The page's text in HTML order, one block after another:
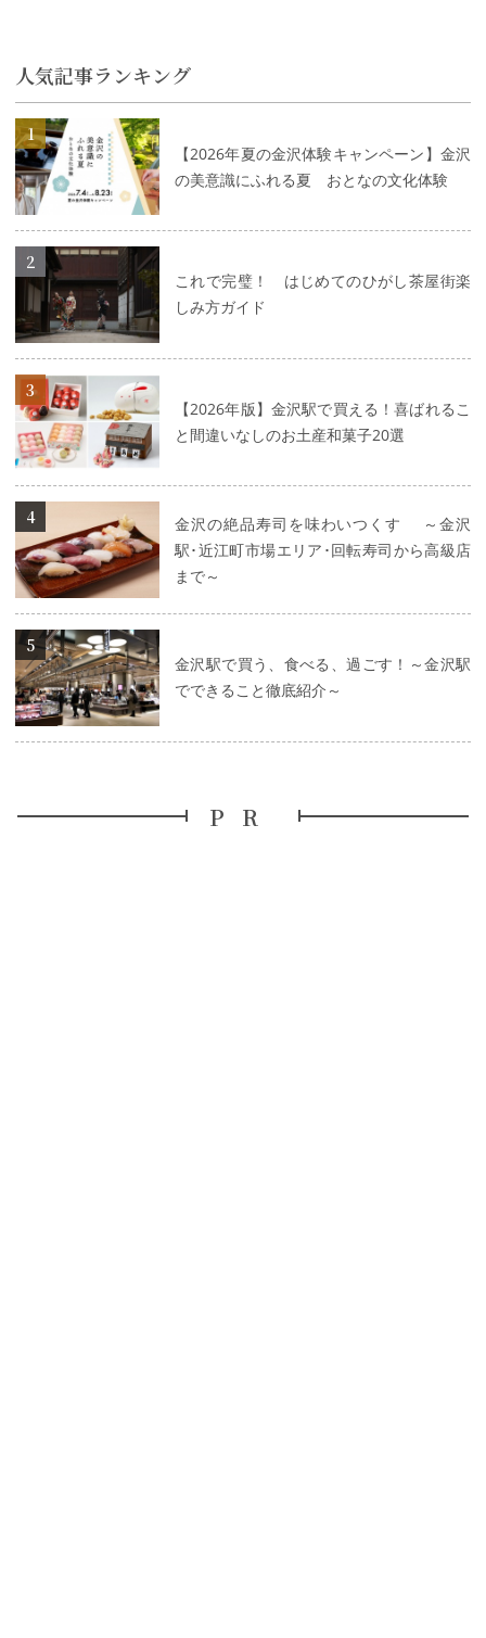
人気記事ランキング
【2026年夏の金沢体験キャンペーン】金沢
の美意識にふれる夏 おとなの文化体験
詳細はこちら
これで完璧！ はじめてのひがし茶屋街楽
しみ方ガイド
詳細はこちら
【2026年版】金沢駅で買える！喜ばれるこ
と間違いなしのお土産和菓子20選
詳細はこちら
金沢の絶品寿司を味わいつくす ～金沢
駅･近江町市場エリア･回転寿司から高級店
まで～
詳細はこちら
金沢駅で買う、食べる、過ごす！～金沢駅
でできること徹底紹介～
詳細はこちら
PR